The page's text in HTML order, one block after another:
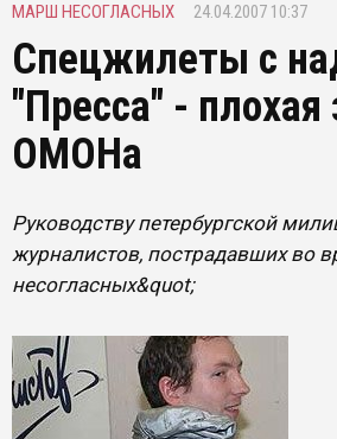
МАРШ НЕСОГЛАСНЫХ 24.04.2007 10:37
Спецжилеты с
"Пресса" -
ОМОНа
Руководству петербургской
журналистов, пострадавших во
несогласных&quot;